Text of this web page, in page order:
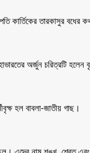
কার্তিকের তারকাসুর বধের
অর্জুন চরিত্রটি হলেন
হল বাবলা-জাতীয় গাছ।